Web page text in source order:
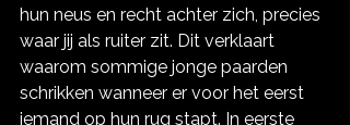
hun neus en recht achter zich, precies
waar jij als ruiter zit. Dit verklaart
waarom sommige jonge paarden
schrikken wanneer er voor het eerst
iemand op hun rug stapt. In eerste